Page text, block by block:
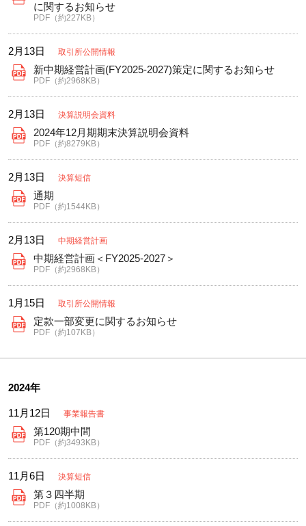
に関するお知らせ
PDF（約227KB）
2月13日 取引所公開情報
新中期経営計画(FY2025-2027)策定に関するお知らせ
PDF（約2968KB）
2月13日 決算説明会資料
2024年12月期期末決算説明会資料
PDF（約8279KB）
2月13日 決算短信
通期
PDF（約1544KB）
2月13日 中期経営計画
中期経営計画＜FY2025-2027＞
PDF（約2968KB）
1月15日 取引所公開情報
定款一部変更に関するお知らせ
PDF（約107KB）
2024年
11月12日 事業報告書
第120期中間
PDF（約3493KB）
11月6日 決算短信
第３四半期
PDF（約1008KB）